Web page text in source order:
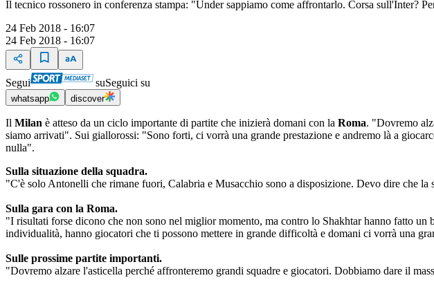
Il tecnico rossonero in conferenza stampa: "Under sappiamo come affrontarlo. Corsa sull'Inter?
24 Feb 2018 - 16:07
24 Feb 2018 - 16:07
Segui suSeguici su
whatsapp discover
Il Milan è atteso da un ciclo importante di partite che inizierà domani con la Roma. "Dovremo
siamo arrivati". Sui giallorossi: "Sono forti, ci vorrà una grande prestazione e andremo là a
nulla".
Sulla situazione della squadra.
"C'è solo Antonelli che rimane fuori, Calabria e Musacchio sono a disposizione. Devo dire che la
Sulla gara con la Roma.
"I risultati forse dicono che non sono nel miglior momento, ma contro lo Shakhtar hanno fatto
individualità, hanno giocatori che ti possono mettere in grande difficoltà e domani ci vorrà una
Sulle prossime partite importanti.
"Dovremo alzare l'asticella perché affronteremo grandi squadre e giocatori. Dobbiamo dare il